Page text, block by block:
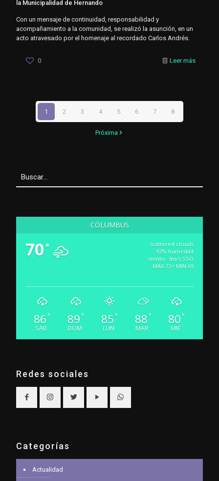
la Municipalidad de Hernando
Con un mensaje de continuidad, responsabilidad y
acompañamiento a la comunidad, se realizó la asunción, en un
acto atravesado por el homenaje al recordado Carlos Andrés.
0 Leer más
1 2 3 4 5 6 7 8
Próxima
COLUMBUS
70 °
scattered clouds
92% humedad
viento: 3m/s SSO
MAX 73 • MIN 69
86 °
SAB
89 °
DOM
85 °
LUN
88 °
MAR
80 °
MIE
Redes sociales
Categorías
Actualidad